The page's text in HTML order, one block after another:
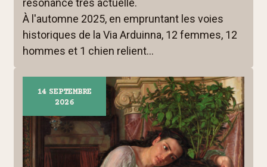
résonance très actuelle.
À l'automne 2025, en empruntant les voies
historiques de la Via Arduinna, 12 femmes, 12
hommes et 1 chien relient...
14 SEPTEMBRE
2026